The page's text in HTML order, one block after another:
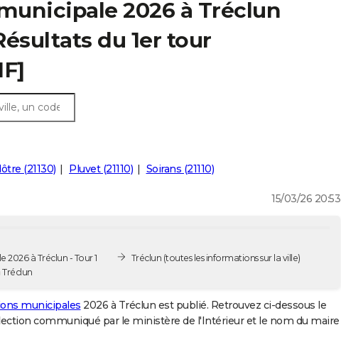
2026 à Tréclun
du 1er tour
(21130) Pluvet (21110) Soirans (21110)
15/03/26 20:53
2026 à Tréclun - Tour 1
Tréclun (toutes les informations sur la ville)
municipales 2026 à Tréclun est publié. Retrouvez ci-dessous le
communiqué par le ministère de l'Intérieur et le nom du maire